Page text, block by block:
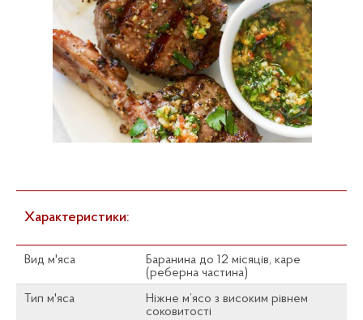
Характеристики:
Вид м'яса
Баранина до 12 місяців, каре
(реберна частина)
Тип м'яса
Ніжне м’ясо з високим рівнем
соковитості